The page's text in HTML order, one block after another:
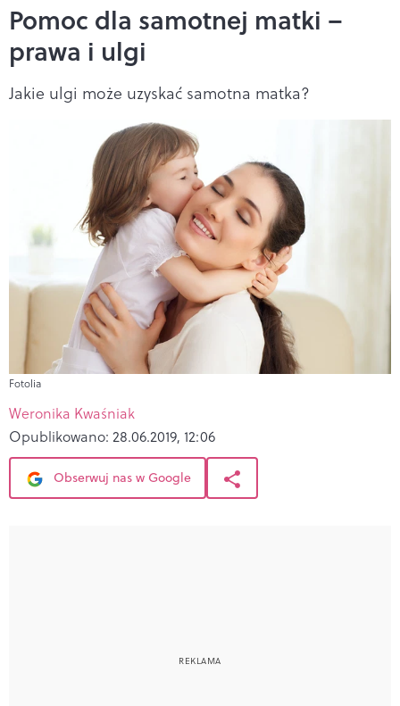
Pomoc dla samotnej matki –
prawa i ulgi
Jakie ulgi może uzyskać samotna matka?
Fotolia
Weronika Kwaśniak
Opublikowano: 28.06.2019, 12:06
Obserwuj nas w Google